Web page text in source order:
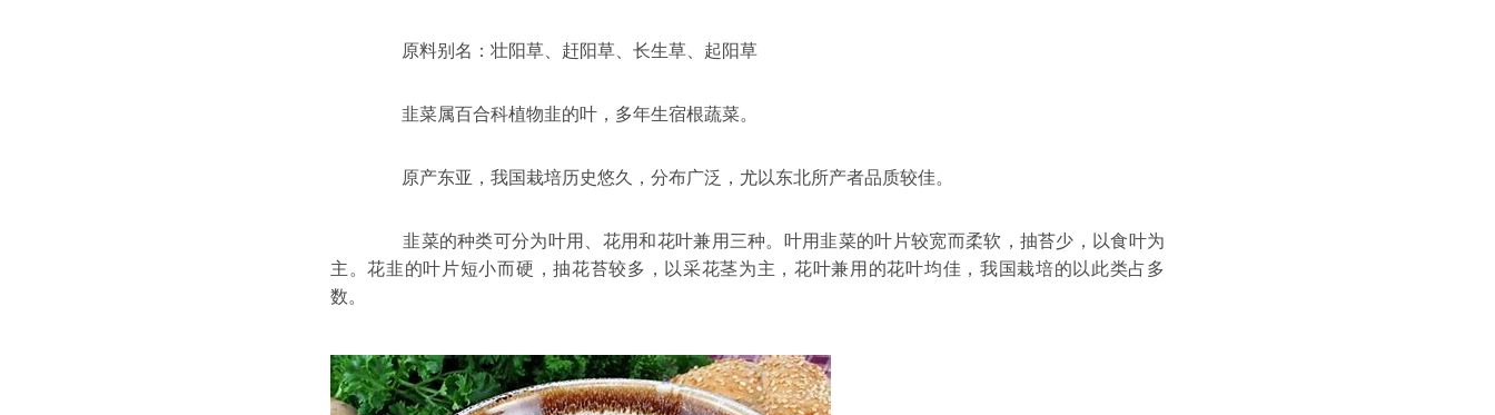
原料别名：壮阳草、赶阳草、长生草、起阳草
韭菜属百合科植物韭的叶，多年生宿根蔬菜。
原产东亚，我国栽培历史悠久，分布广泛，尤以东北所产者品质较佳。
韭菜的种类可分为叶用、花用和花叶兼用三种。叶用韭菜的叶片较宽而柔软，抽苔少，以食叶为
主。花韭的叶片短小而硬，抽花苔较多，以采花茎为主，花叶兼用的花叶均佳，我国栽培的以此类占多
数。